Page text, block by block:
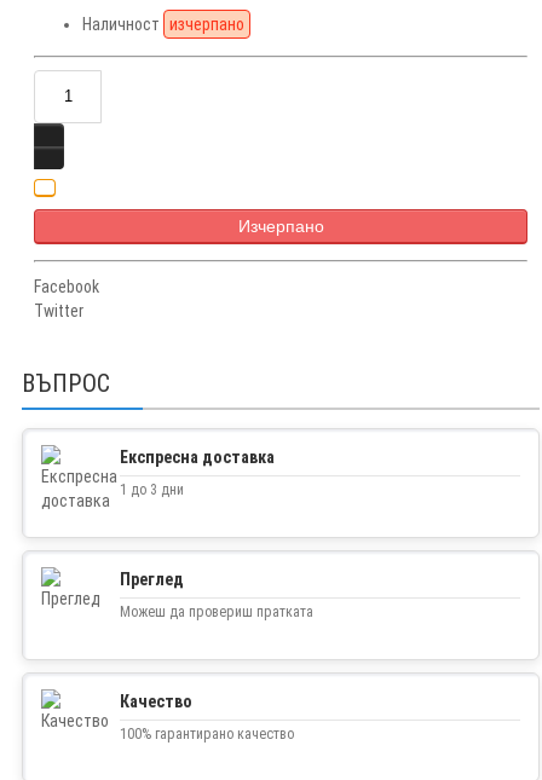
Наличност изчерпано
Изчерпано
Facebook
Twitter
ВЪПРОС
Експресна доставка
1 до 3 дни
Преглед
Можеш да провериш пратката
Качество
100% гарантирано качество